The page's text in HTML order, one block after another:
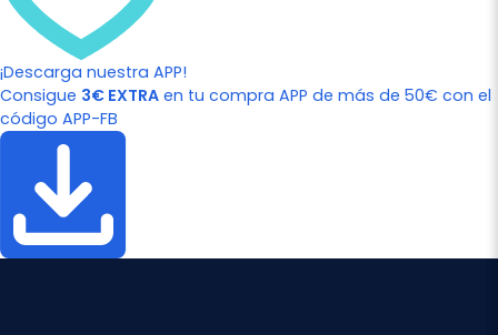
¡Descarga nuestra APP!
Consigue 3€ EXTRA en tu compra APP de más de 50€ con el
código APP-FB